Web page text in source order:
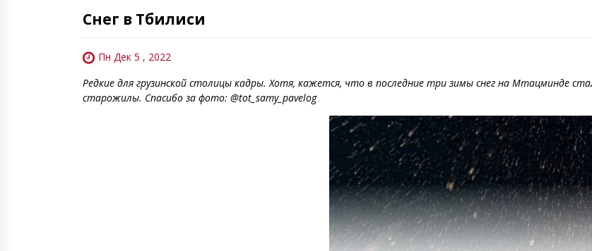
Снег в Тбилиси
Пн Дек 5 , 2022
Редкие для грузинской столицы кадры. Хотя, кажется, что в последние три зимы снег на Мтацминде
старожилы. Спасибо за фото: @tot_samy_pavelog